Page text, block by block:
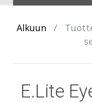
Alkuun /
E.Lite